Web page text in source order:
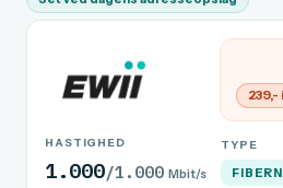
HASTIGHED
1.000/1.000 Mbit/s
TYPE